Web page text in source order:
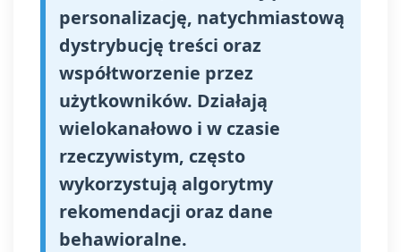
personalizację, natychmiastową
dystrybucję treści oraz
współtworzenie przez
użytkowników. Działają
wielokanałowo i w czasie
rzeczywistym, często
wykorzystują algorytmy
rekomendacji oraz dane
behawioralne.